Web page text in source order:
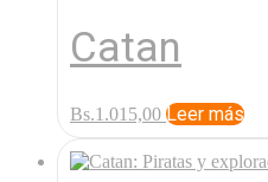
Catan
Bs.1.015,00 Leer más